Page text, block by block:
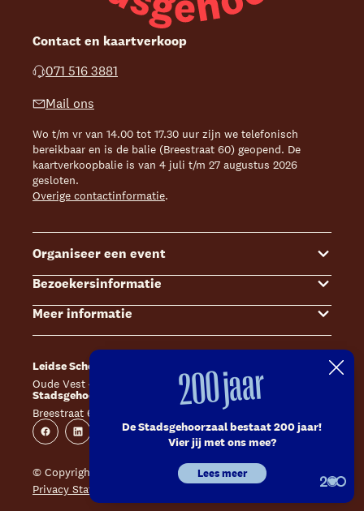
Contact en kaartverkoop
071 516 3881
Mail ons
Wo t/m vr van 14.00 tot 17.30 uur zijn we telefonisch
bereikbaar en is de balie (Breestraat 60) geopend. De
kaartverkoopbalie is van 4 juli t/m 27 augustus 2026
gesloten.
Overige contactinformatie.
Organiseer een event
Events
Zalenoverzicht
Offerte aanvragen
Bezoekersinformatie
Kaartverkoop
Toegankelijkheid
Huisregels en algemene voorwaarden
Veelgestelde vragen
Meer informatie
Steun ons
Technische informatie
Vacatures
Contact
Leidse Schouwburg
Oude Vest 43, 2312 XS Leiden
Stadsgehoorzaal Leiden
Breestraat 60, 2311 CS Leiden
FacebookLinkedin Youtube
Catharinahof, 2311 CS Leiden
WebsiteInstagram
© Copyright 2026 Leidse Schouwburg - Stadsgehoorzaal
Privacy Statement
Huisregels en algemene voorwaarden
200 jaar
De Stadsgehoorzaal bestaat 200 jaar!
Vier jij met ons mee?
Lees meer